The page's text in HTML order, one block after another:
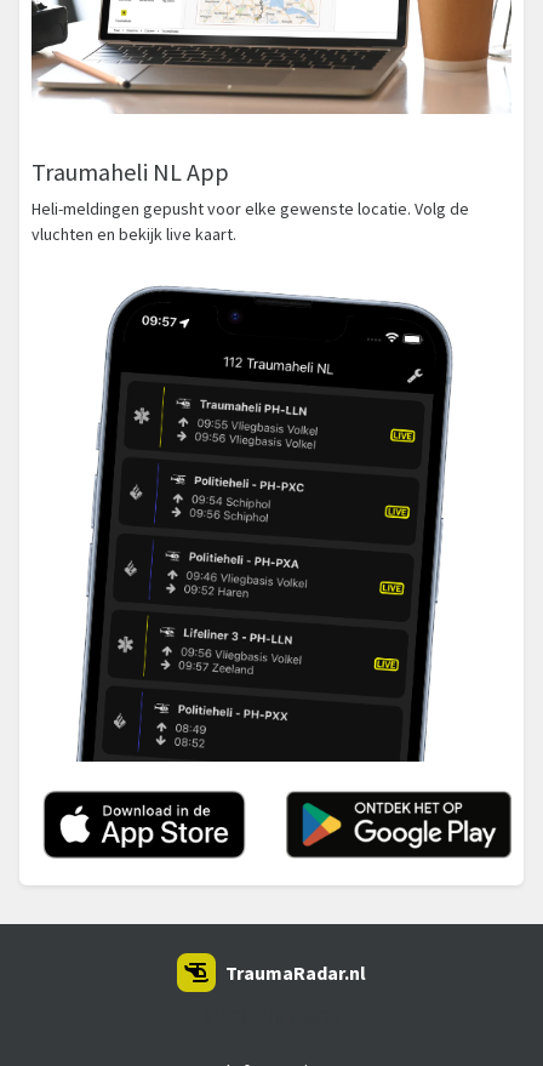
Traumaheli NL App
Heli-meldingen gepusht voor elke gewenste locatie. Volg de
vluchten en bekijk live kaart.
TraumaRadar.nl